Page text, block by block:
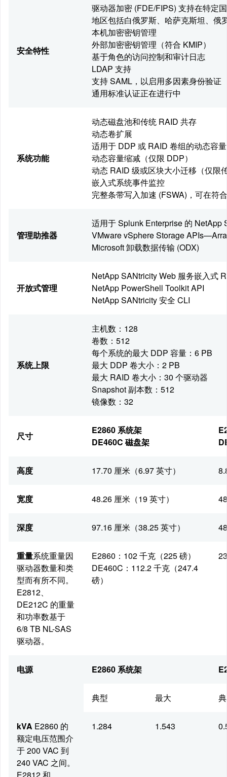
安全特性
驱动器加密 (FDE/FIPS) 支持在特定
地区包括白俄罗斯、哈萨克斯坦、俄
本机加密密钥管理
外部加密密钥管理（符合 KMIP）
基于角色的访问控制和审计日志
LDAP 支持
支持 SAML，以启用多因素身份验证
通用标准认证正在进行中
系统功能
动态磁盘池和传统 RAID 共存
动态卷扩展
适用于 DDP 或 RAID 卷组的动态容
动态容量缩减（仅限 DDP）
动态 RAID 级或区块大小迁移（仅限
嵌入式系统事件监控
完整条带写入加速 (FSWA)，可在符
管理助推器
适用于 Splunk Enterprise 的 NetApp
VMware vSphere Storage
Microsoft 卸载数据传输 (ODX)
开放式管理
NetApp SANtricity Web 服务嵌入式
NetApp PowerShell Toolkit API
NetApp SANtricity 安全 CLI
系统上限
主机数：128
卷数：512
每个系统的最大 DDP 容量：6 PB
最大 DDP 卷大小：2 PB
最大 RAID 卷大小：30 个驱动器
Snapshot 副本数：512
镜像数：32
尺寸
E2860 系统架
DE460C 磁盘架
高度 17.70 厘米（6.97 英寸）
宽度 48.26 厘米（19 英寸）
深度 97.16 厘米（38.25 英寸）
重量系统重量因
驱动器数量和类
型而有所不同。
E2812、
DE212C 的重量
和功率数基于
6/8 TB NL-SAS
驱动器。
E2860：102 千克（225 磅）
DE460C：112.2 千克（247.4
磅）
电源 E2860 系统架
典型 最大
kVA E2860 的
额定电压范围介
于 200 VAC 到
240 VAC 之间。
1.284 1.543